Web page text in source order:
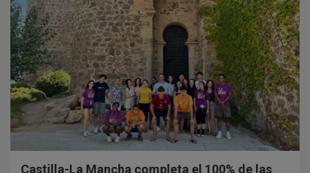
Castilla-La Mancha completa el 100% de las